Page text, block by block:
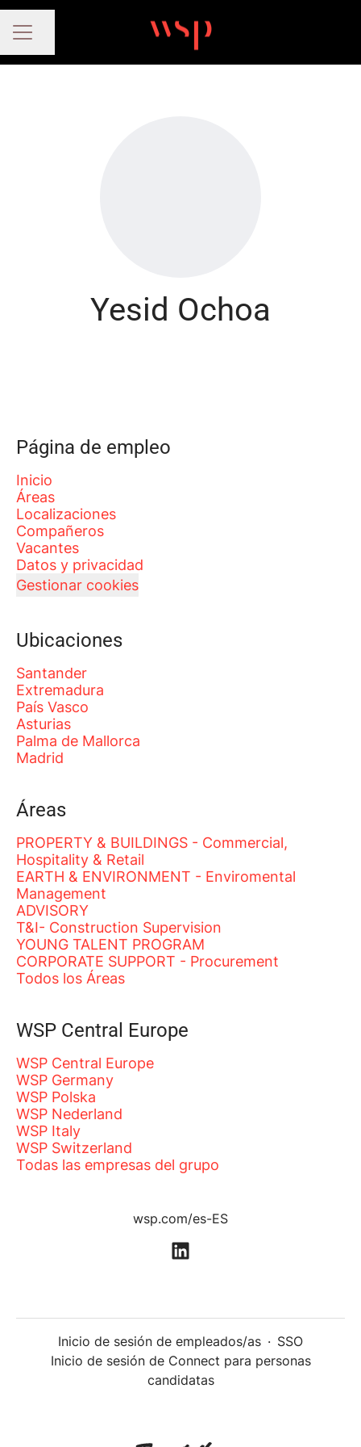
MENÚ DE EMPLEO
Compartir página
Yesid Ochoa
Página de empleo
Inicio
Áreas
Localizaciones
Compañeros
Vacantes
Datos y privacidad
Gestionar cookies
Ubicaciones
Santander
Extremadura
País Vasco
Asturias
Palma de Mallorca
Madrid
Áreas
PROPERTY & BUILDINGS - Commercial,
Hospitality & Retail
EARTH & ENVIRONMENT - Enviromental
Management
ADVISORY
T&I- Construction Supervision
YOUNG TALENT PROGRAM
CORPORATE SUPPORT - Procurement
Todos los Áreas
WSP Central Europe
WSP Central Europe
WSP Germany
WSP Polska
WSP Nederland
WSP Italy
WSP Switzerland
Todas las empresas del grupo
wsp.com/es-ES
Inicio de sesión de empleados/as · SSO
Inicio de sesión de Connect para personas
candidatas